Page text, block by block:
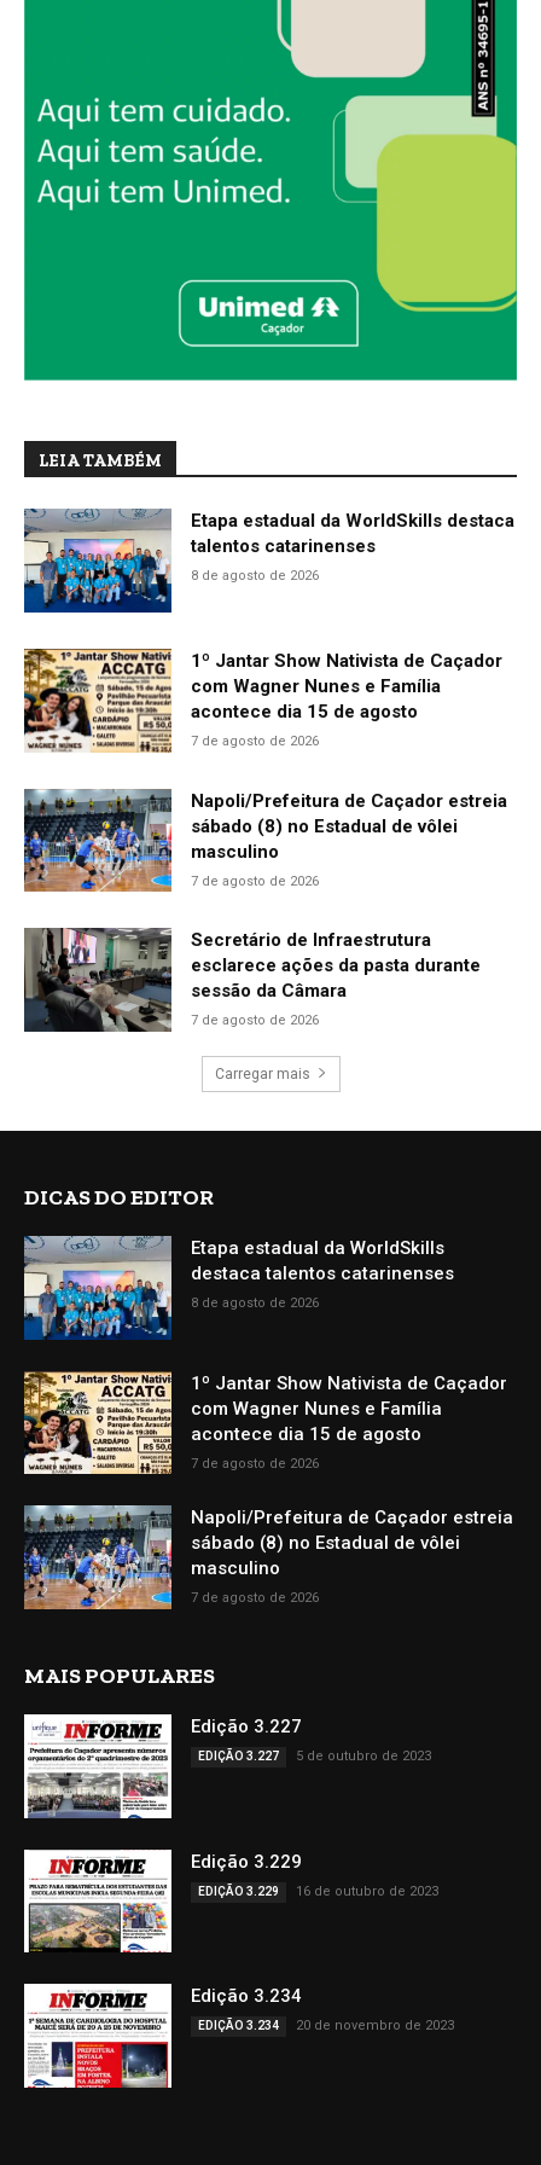
LEIA TAMBÉM
Etapa estadual da WorldSkills destaca
talentos catarinenses
8 de agosto de 2026
1º Jantar Show Nativista de Caçador
com Wagner Nunes e Família
acontece dia 15 de agosto
7 de agosto de 2026
Napoli/Prefeitura de Caçador estreia
sábado (8) no Estadual de vôlei
masculino
7 de agosto de 2026
Secretário de Infraestrutura
esclarece ações da pasta durante
sessão da Câmara
7 de agosto de 2026
Carregar mais
DICAS DO EDITOR
Etapa estadual da WorldSkills
destaca talentos catarinenses
8 de agosto de 2026
1º Jantar Show Nativista de Caçador
com Wagner Nunes e Família
acontece dia 15 de agosto
7 de agosto de 2026
Napoli/Prefeitura de Caçador estreia
sábado (8) no Estadual de vôlei
masculino
7 de agosto de 2026
MAIS POPULARES
Edição 3.227
EDIÇÃO 3.227 5 de outubro de 2023
Edição 3.229
EDIÇÃO 3.229 16 de outubro de 2023
Edição 3.234
EDIÇÃO 3.234 20 de novembro de 2023